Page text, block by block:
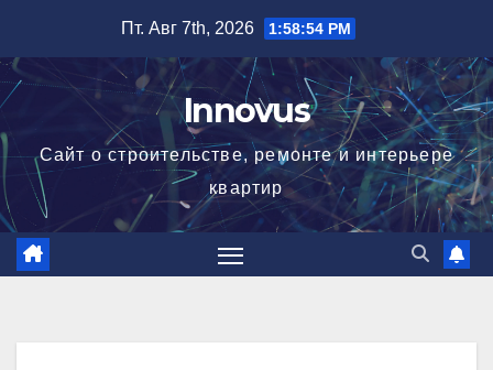
содержимому
Пт. Авг 7th, 2026 1:58:54 PM
Innovus
Сайт о строительстве, ремонте и интерьере
квартир